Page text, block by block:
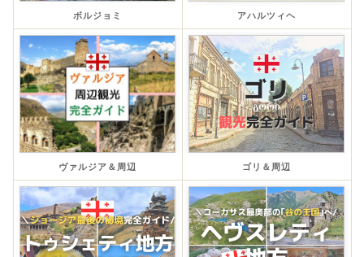
ボルジョミ アハルツィヘ
ヴァルジア＆周辺 ゴリ＆周辺